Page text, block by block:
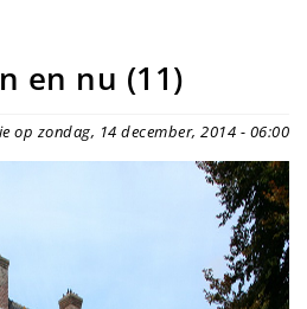
en nu (11)
op zondag, 14 december, 2014 - 06:00